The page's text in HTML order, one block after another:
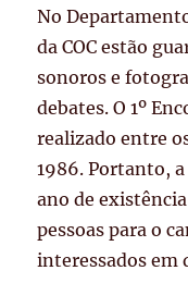
No
da COC estão
sonoros e
debates. O 1º
realizado entre
1986. Portanto,
ano de
pessoas para o
interessados em